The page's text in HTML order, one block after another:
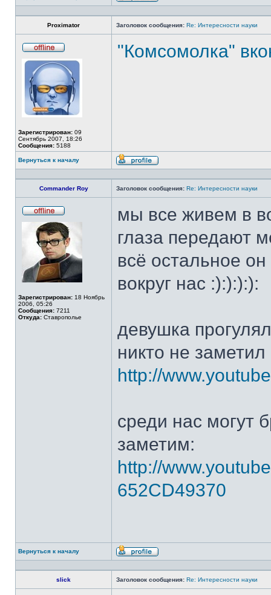
Профиль
Proximator Заголовок сообщения: Re: Интересности науки
в
сети
Зарегистрирован: 09
Сентябрь 2007, 18:26
Сообщения: 5188
"Комсомолка"
Вернуться к началу
Профиль
Commander Roy Заголовок сообщения: Re: Интересности науки
в
сети
Зарегистрирован: 18 Ноябрь
2006, 05:26
Сообщения: 7211
Откуда: Ставрополье
мы все живем в
глаза передают
всё остальное
вокруг нас :):):):):
девушка
никто не
http://
среди нас могут
заметим:
http://
652CD49370
Вернуться к началу
Профиль
slick Заголовок сообщения: Re: Интересности науки